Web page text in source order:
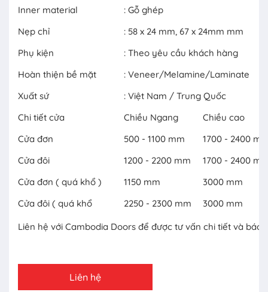
Inner material
: Gỗ ghép
Nẹp chỉ
: 58 x 24 mm, 67 x 24mm mm
Phụ kiện
: Theo yêu cầu khách hàng
Hoàn thiện bề mặt
: Veneer/Melamine/Laminate
Xuất sứ
: Việt Nam / Trung Quốc
Chi tiết cửa
Chiều Ngang
Chiều cao
Cửa đơn
500 - 1100 mm
1700 - 2400
Cửa đôi
1200 - 2200 mm
1700 - 2400
Cửa đơn ( quá khổ )
1150 mm
3000 mm
Cửa đôi ( quá khổ
2250 - 2300 mm 3000 mm
Liên hệ với Cambodia Doors để được tư vấn chi tiết và báo
Liên hệ